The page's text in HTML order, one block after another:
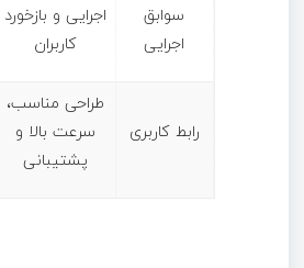
سوابق
اجرایی
اجرایی و بازخورد
کاربران
رابط کاربری
طراحی مناسب،
سرعت بالا و
پشتیبانی